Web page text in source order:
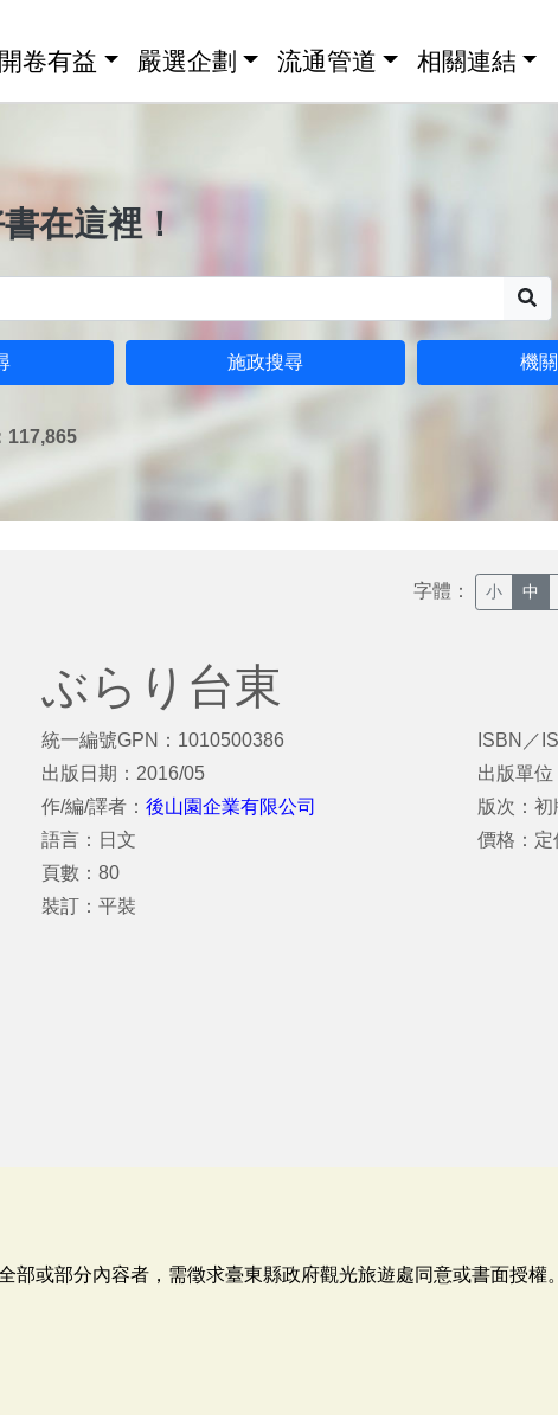
卷有益 嚴選企劃 流通管道 相關連結
在這裡！
施政搜尋 機
117,865
字體： 小 中
ぶらり台東
統一編號GPN：1010500386
出版日期：2016/05
作/編/譯者： 後山園企業有限公司
語言：日文
頁數：80
裝訂：平裝
ISBN／
出版單位
版次：初
價格：定
部或部分內容者，需徵求臺東縣政府觀光旅遊處同意或書面授權